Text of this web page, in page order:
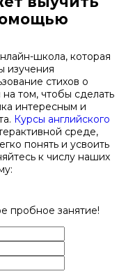
школа, которая
изучения
стихов о
том, чтобы сделать
интересным и
Курсы английского
среде,
понять и усвоить
к числу наших
пробное занятие!